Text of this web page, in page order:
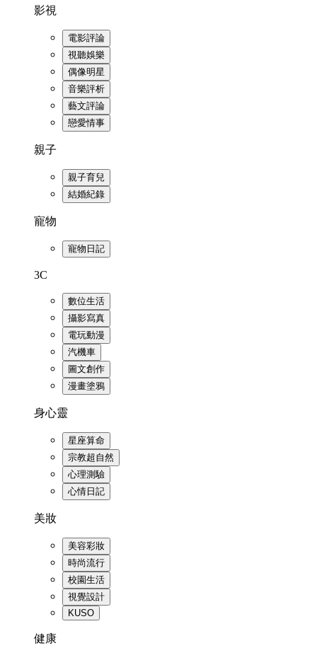
影視
電影評論
視聽娛樂
偶像明星
音樂評析
藝文評論
戀愛情事
親子
親子育兒
結婚紀錄
寵物
寵物日記
3C
數位生活
攝影寫真
電玩動漫
汽機車
圖文創作
漫畫塗鴉
身心靈
星座算命
宗教超自然
心理測驗
心情日記
美妝
美容彩妝
時尚流行
校園生活
視覺設計
KUSO
健康